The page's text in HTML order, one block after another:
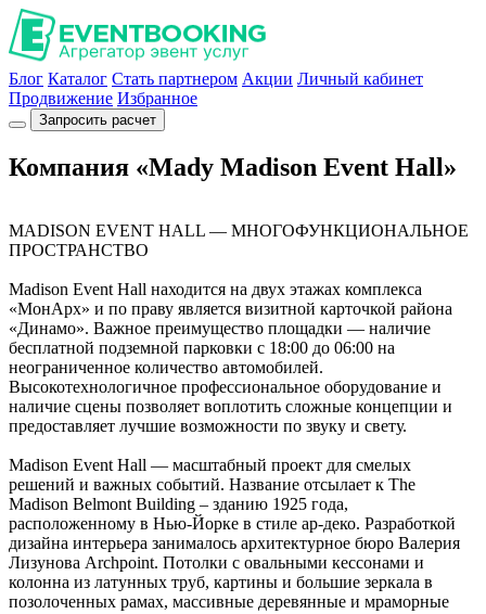
Блог Каталог Стать партнером Акции Личный кабинет
Продвижение Избранное
Запросить расчет
Компания «Mady Madison Event Hall»
MADISON EVENT HALL — МНОГОФУНКЦИОНАЛЬНОЕ
ПРОСТРАНСТВО
Madison Event Hall находится на двух этажах комплекса
«МонАрх» и по праву является визитной карточкой района
«Динамо». Важное преимущество площадки — наличие
бесплатной подземной парковки с 18:00 до 06:00 на
неограниченное количество автомобилей.
Высокотехнологичное профессиональное оборудование и
наличие сцены позволяет воплотить сложные концепции и
предоставляет лучшие возможности по звуку и свету.
Madison Event Hall — масштабный проект для смелых
решений и важных событий. Название отсылает к The
Madison Belmont Building – зданию 1925 года,
расположенному в Нью-Йорке в стиле ар-деко. Разработкой
дизайна интерьера занималось архитектурное бюро Валерия
Лизунова Archpoint. Потолки с овальными кессонами и
колонна из латунных труб, картины и большие зеркала в
позолоченных рамах, массивные деревянные и мраморные